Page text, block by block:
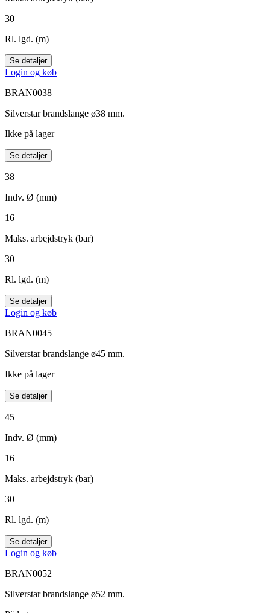
30
Rl. lgd. (m)
Se detaljer
Login og køb
BRAN0038
Silverstar brandslange ø38 mm.
Ikke på lager
Se detaljer
38
Indv. Ø (mm)
16
Maks. arbejdstryk (bar)
30
Rl. lgd. (m)
Se detaljer
Login og køb
BRAN0045
Silverstar brandslange ø45 mm.
Ikke på lager
Se detaljer
45
Indv. Ø (mm)
16
Maks. arbejdstryk (bar)
30
Rl. lgd. (m)
Se detaljer
Login og køb
BRAN0052
Silverstar brandslange ø52 mm.